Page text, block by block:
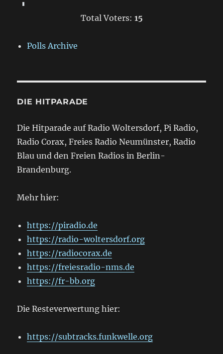
Total Voters: 15
Polls Archive
DIE HITPARADE
Die Hitparade auf Radio Woltersdorf, Pi Radio,
Radio Corax, Freies Radio Neumünster, Radio
Blau und den Freien Radios in Berlin-
Brandenburg.
Mehr hier:
https://piradio.de
https://radio-woltersdorf.org
https://radiocorax.de
https://freiesradio-nms.de
https://fr-bb.org
Die Resteverwertung hier:
https://subtracks.funkwelle.org